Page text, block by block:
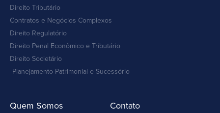
Direito Tributário
Contratos e Negócios Complexos
Direito Regulatório
Direito Penal Econômico e Tributário
Direito Societário
Planejamento Patrimonial e Sucessório
Quem Somos Contato